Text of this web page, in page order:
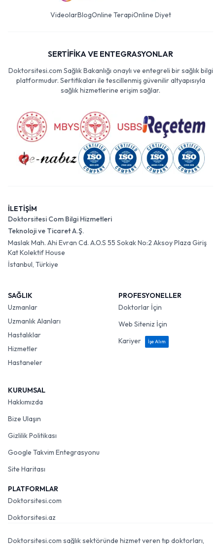
VideolarBlogOnline TerapiOnline Diyet
SERTİFİKA VE ENTEGRASYONLAR
Doktorsitesi.com Sağlık Bakanlığı onaylı ve entegreli bir sağlık bilgi
platformudur. Sertifikaları ile tescillenmiş güvenilir altyapısıyla
sağlık hizmetlerine erişim sağlar.
İLETİŞİM
Doktorsitesi Com Bilgi Hizmetleri
Teknoloji ve Ticaret A.Ş.
Maslak Mah. Ahi Evran Cd. A.O.S 55 Sokak No:2 Aksoy Plaza Giriş
Kat Kolektif House
İstanbul, Türkiye
SAĞLIK
Uzmanlar
Uzmanlık Alanları
Hastalıklar
Hizmetler
Hastaneler
PROFESYONELLER
Doktorlar İçin
Web Siteniz İçin
Kariyer
İşe Alım
KURUMSAL
Hakkımızda
Bize Ulaşın
Gizlilik Politikası
Google Takvim Entegrasyonu
Site Haritası
PLATFORMLAR
Doktorsitesi.com
Doktorsitesi.az
Doktorsitesi.com sağlık sektöründe hizmet veren tıp doktorları,